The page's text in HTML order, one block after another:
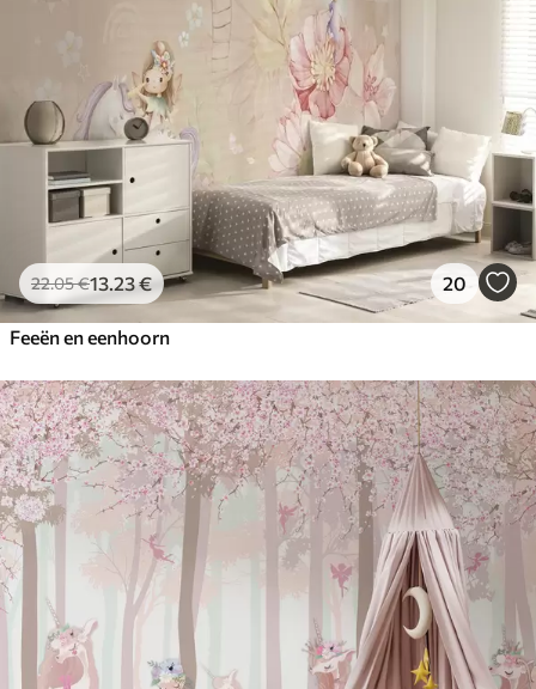
22.05€13 .23€ 20
Feeën en eenhoorn